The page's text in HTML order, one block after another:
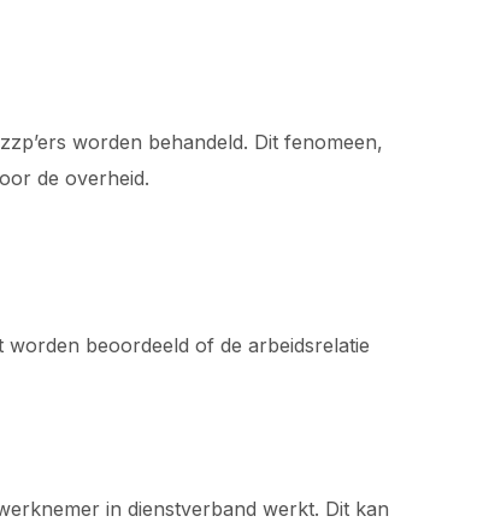
worden behandeld. Dit fenomeen,
de overheid.
beoordeeld of de arbeidsrelatie
in dienstverband werkt. Dit kan